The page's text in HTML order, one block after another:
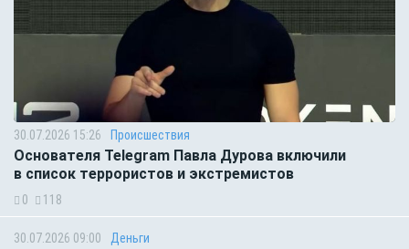
30.07.2026 15:26 Происшествия
Основателя Telegram Павла Дурова включили
в список террористов и экстремистов
0 118
30.07.2026 09:00 Деньги